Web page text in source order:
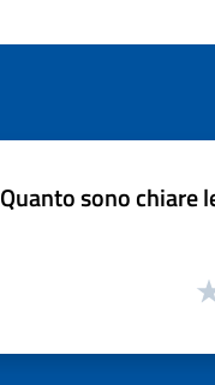
Quanto sono chiare